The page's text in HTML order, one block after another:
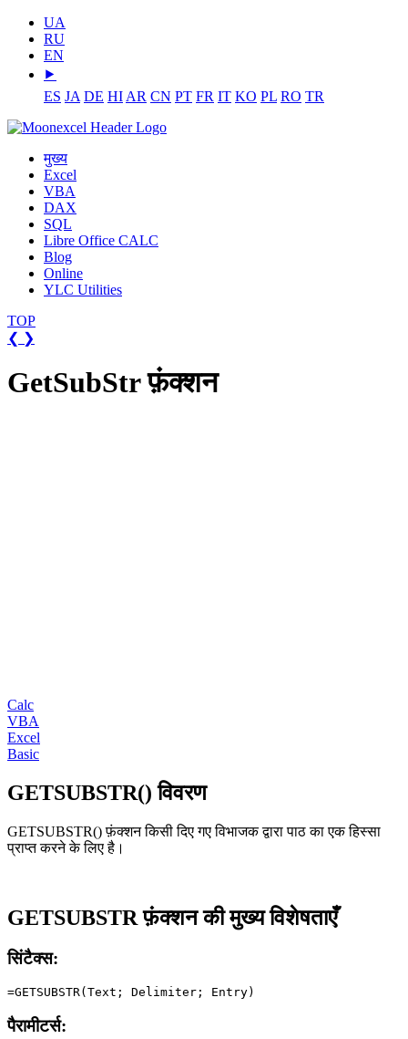
UA
RU
EN
⯈
ES JA DE HI AR CN PT FR IT KO PL RO TR
मुख्य
Excel
VBA
DAX
SQL
Libre Office CALC
Blog
Online
YLC Utilities
TOP
❮ ❯
GetSubStr फ़ंक्शन
Calc
VBA
Excel
Basic
GETSUBSTR() विवरण
GETSUBSTR() फ़ंक्शन किसी दिए गए विभाजक द्वारा पाठ का एक हिस्सा
प्राप्त करने के लिए है।
GETSUBSTR फ़ंक्शन की मुख्य विशेषताएँ
सिंटैक्स:
पैरामीटर्स: